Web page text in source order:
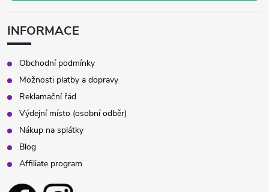
INFORMACE
Obchodní podmínky
Možnosti platby a dopravy
Reklamační řád
Výdejní místo (osobní odběr)
Nákup na splátky
Blog
Affiliate program